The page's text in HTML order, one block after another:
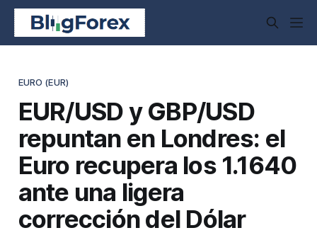
EURO (EUR)
EUR/USD y GBP/USD
repuntan en Londres: el
Euro recupera los 1.1640
ante una ligera
corrección del Dólar